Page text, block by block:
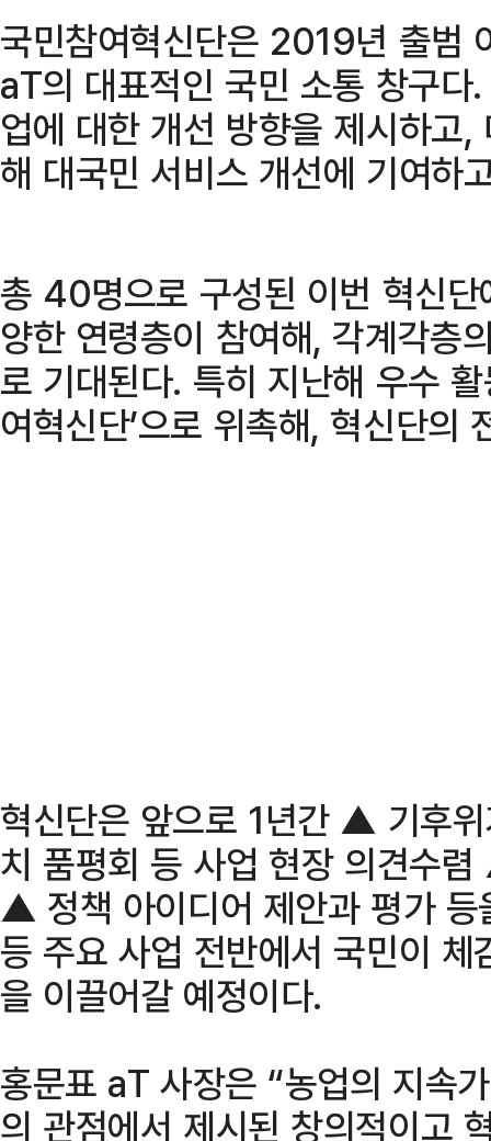
국민참여혁신단은 2019년 출범
aT의 대표적인 국민 소통 창구
업에 대한 개선 방향을 제시하고
해 대국민 서비스 개선에 기여하
총 40명으로 구성된 이번 혁신
양한 연령층이 참여해, 각계각층
로 기대된다. 특히 지난해 우수
여혁신단’으로 위촉해, 혁신단의
혁신단은 앞으로 1년간 ▲ 기후
치 품평회 등 사업 현장 의견수
▲ 정책 아이디어 제안과 평가 등
등 주요 사업 전반에서 국민이
을 이끌어갈 예정이다.
홍문표 aT 사장은 “농업의 지속
의 관점에서 제시된 창의적이고